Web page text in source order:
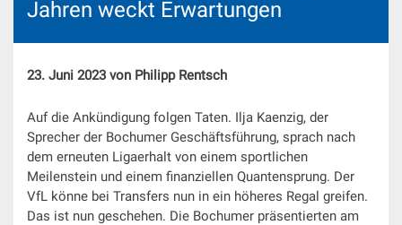
Jahren weckt Erwartungen
23. Juni 2023 von Philipp Rentsch
Auf die Ankündigung folgen Taten. Ilja Kaenzig, der
Sprecher der Bochumer Geschäftsführung, sprach nach
dem erneuten Ligaerhalt von einem sportlichen
Meilenstein und einem finanziellen Quantensprung. Der
VfL könne bei Transfers nun in ein höheres Regal greifen.
Das ist nun geschehen. Die Bochumer präsentierten am